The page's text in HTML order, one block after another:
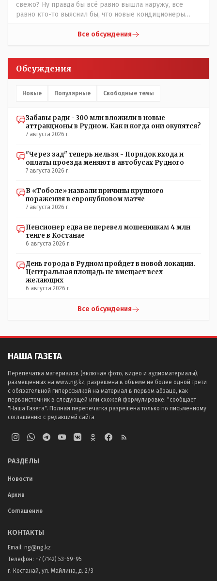
свежо? Ну правда бы всё равно вышла наружу, все
равно кто-то выяснил бы, что новые кондиционеры
вариант не нравится? Ты вообще на чьей стороне в этой
пустили журналистов посмотреть, типа у нас всё
хорошо, смотрите, мальчик просто больной был.
Все обсуждения
Обсуждения
Новые Популярные Свободные темы
Забавы ради - 300 млн вложили в новые
аттракционы в Рудном. Как и когда они окупятся?
7 августа 2026 г.
"Через зад" теперь нельзя - Порядок входа и
оплаты проезда меняют в автобусах Рудного
7 августа 2026 г.
В «Тоболе» назвали причины крупного
поражения в еврокубковом матче
7 августа 2026 г.
Пенсионер едва не перевел мошенникам 4 млн
тенге в Костанае
6 августа 2026 г.
День города в Рудном пройдет в новой локации.
Центральная площадь не вмещает всех
желающих
6 августа 2026 г.
Все обсуждения
НАША ГАЗЕТА
Перепечатка материалов (включая фото, видео и аудиоматериалы),
размещенных на www.ng.kz, разрешена в объеме не более одной трети
с обязательной гиперссылкой на материал в первом абзаце, как
первоисточник в следующей или схожей формулировке: "сообщает
"Наша Газета". Полная перепечатка разрешена только по письменному
соглашению с редакцией сайта
РАЗДЕЛЫ
Новости
Архив
Соглашение
КОНТАКТЫ
Email: ng@ng.kz
Телефон: +7 (7142) 53-69-95
г. Костанай, ул. Майлина, д. 2/3